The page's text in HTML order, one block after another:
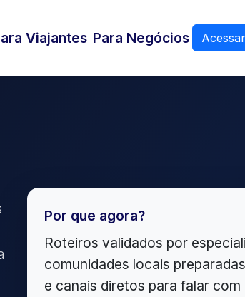
Viajantes Para Negócios Acessar
Por que agora?
Roteiros validados por
comunidades locais
e canais diretos para falar com